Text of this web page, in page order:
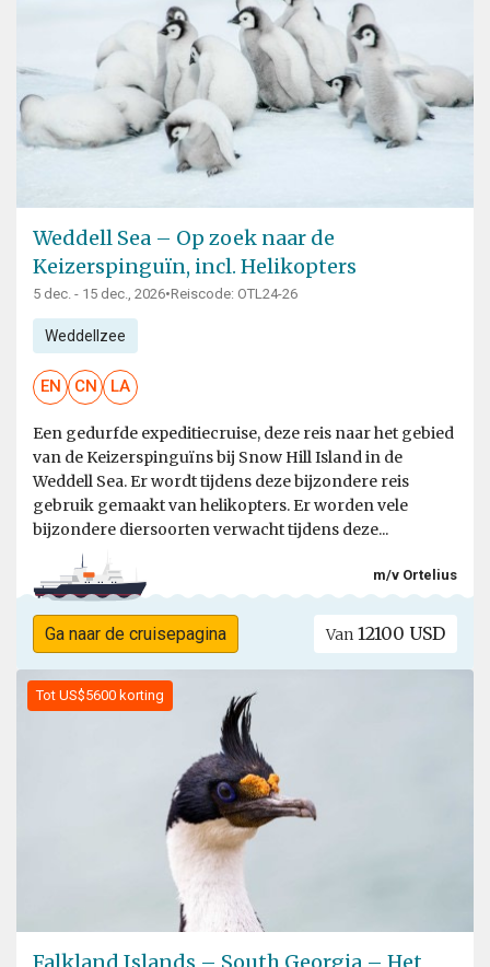
Weddell Sea – Op zoek naar de
Keizerspinguïn, incl. Helikopters
5 dec. - 15 dec., 2026•Reiscode: OTL24-26
Weddellzee
EN CN LA
Een gedurfde expeditiecruise, deze reis naar het gebied
van de Keizerspinguïns bij Snow Hill Island in de
Weddell Sea. Er wordt tijdens deze bijzondere reis
gebruik gemaakt van helikopters. Er worden vele
bijzondere diersoorten verwacht tijdens deze...
m/v Ortelius
Ga naar de cruisepagina Van 12100 USD
Tot US$5600 korting
Falkland Islands – South Georgia – Het